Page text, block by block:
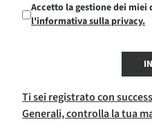
Accetto la gestione dei
l'informativa sulla privacy.
Ti sei registrato con
Generali, controlla la tua